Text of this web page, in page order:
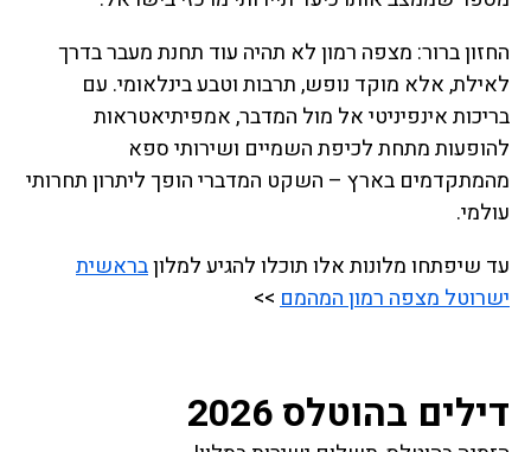
החזון ברור: מצפה רמון לא תהיה עוד תחנת מעבר בדרך
לאילת, אלא מוקד נופש, תרבות וטבע בינלאומי. עם
בריכות אינפיניטי אל מול המדבר, אמפיתיאטראות
להופעות מתחת לכיפת השמיים ושירותי ספא
מהמתקדמים בארץ – השקט המדברי הופך ליתרון תחרותי
עולמי.
עד שיפתחו מלונות אלו תוכלו להגיע למלוןבראשית
ישרוטל מצפה רמון המהמם>>
דילים בהוטלס 2026